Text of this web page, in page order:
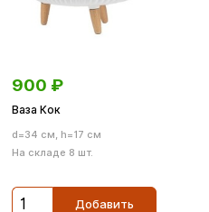
900 ₽
Ваза Кок
d=34 см, h=17 см
На складе 8 шт.
Добавить